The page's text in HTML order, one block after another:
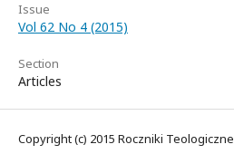
Issue
Vol 62 No 4 (2015)
Section
Articles
Copyright (c) 2015 Roczniki Teologiczne